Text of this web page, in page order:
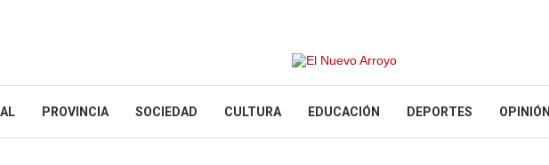
PROVINCIA SOCIEDAD CULTURA EDUCACIÓN DEPORTES OPINIÓN